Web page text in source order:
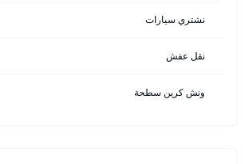
نشتري سيارات
نقل عفش
ونش كرين سطحة